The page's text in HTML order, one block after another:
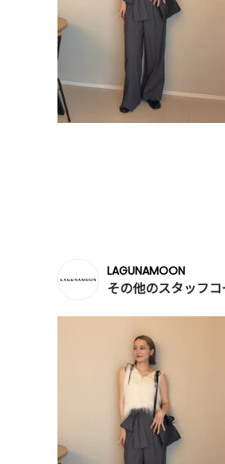
LAGUNAMOON
その他のスタッフ